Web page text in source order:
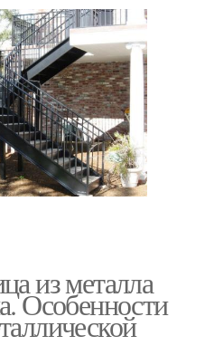
из металла
Особенности